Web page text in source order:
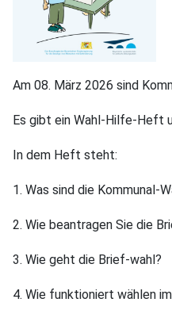
Am 08. März 2026 sind
Es gibt ein Wahl-Hilfe-Heft
In dem Heft steht:
1. Was sind die Kommunal-
2. Wie beantragen Sie die
3. Wie geht die Brief-wahl?
4. Wie funktioniert wählen